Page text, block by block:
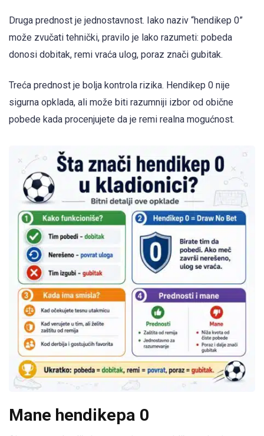
Druga prednost je jednostavnost. Iako naziv “hendikep 0”
može zvučati tehnički, pravilo je lako razumeti: pobeda
donosi dobitak, remi vraća ulog, poraz znači gubitak.
Treća prednost je bolja kontrola rizika. Hendikep 0 nije
sigurna opklada, ali može biti razumniji izbor od obične
pobede kada procenjujete da je remi realna mogućnost.
Mane hendikepa 0